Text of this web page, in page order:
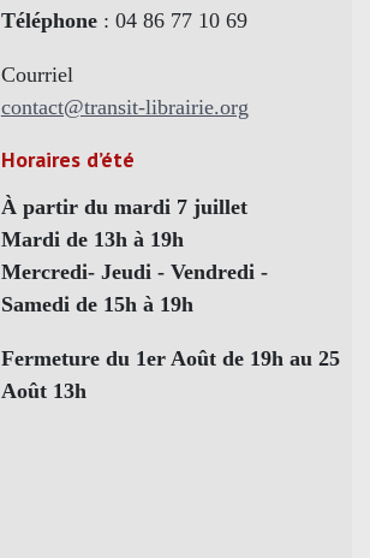
Téléphone: 04 86 77 10 69
Courriel
contact@transit-librairie.org
Horaires d’été
À partir du mardi 7 juillet
Mardi de 13h à 19h
Mercredi- Jeudi - Vendredi -
Samedi de 15h à 19h
Fermeture du 1er Août de 19h au 25
Août 13h